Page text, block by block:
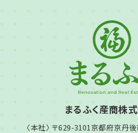
まるふく産商株
〈本社〉 〒629-3101京都府京丹